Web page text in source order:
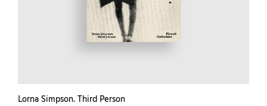
Lorna Simpson. Third Person